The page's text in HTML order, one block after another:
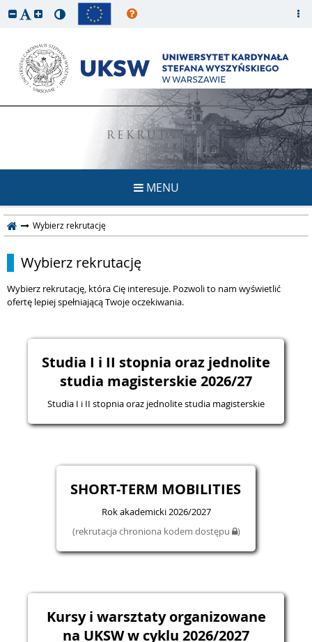
REKRUTACJA
MENU
Wybierz rekrutację
Wybierz rekrutację
Wybierz rekrutację, która Cię interesuje. Pozwoli to nam wyświetlić
ofertę lepiej spełniającą Twoje oczekiwania.
Studia I i II stopnia oraz jednolite
studia magisterskie 2026/27
Studia I i II stopnia oraz jednolite studia magisterskie
SHORT-TERM MOBILITIES
Rok akademicki 2026/2027
(rekrutacja chroniona kodem dostępu
)
Kursy i warsztaty organizowane
na UKSW w cyklu 2026/2027